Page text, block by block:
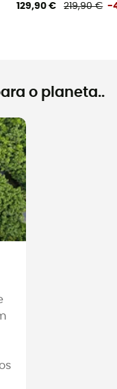
129,90 € 219,90 € -
o planeta..